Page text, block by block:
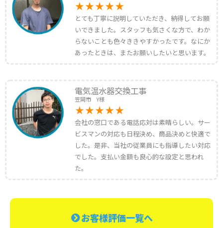
とても丁寧に説明していただき、納得してお願
いできました。スタッフも気さくな方で、わか
らないことも色々ききやすかったです。なにか
あったときは、またお願いしたいと思います。
電気温水器交換工事
笠岡市 Y様
会社の窓口である電話応対は素晴らしい。サー
ビスマンの対応も日程決め、商品決めと快適で
した。是非、当社の従業員にも指導したい対応
でした。支払い金額も良心的な設定と思われ
た。
お客様評価一覧へ